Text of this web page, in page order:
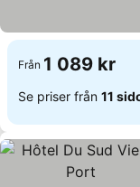
Från 1 089 kr
Se priser från 11